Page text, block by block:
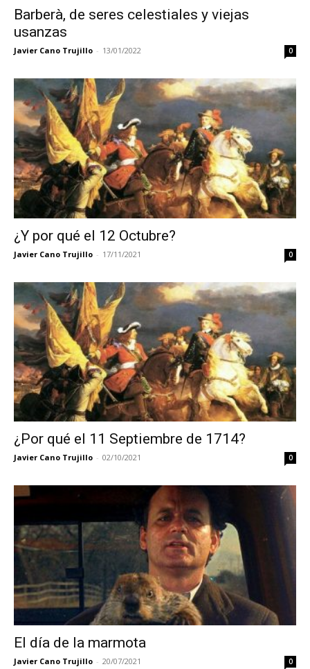
Barberà, de seres celestiales y viejas
usanzas
Javier Cano Trujillo - 13/01/2022 0
¿Y por qué el 12 Octubre?
Javier Cano Trujillo - 17/11/2021 0
¿Por qué el 11 Septiembre de 1714?
Javier Cano Trujillo - 02/10/2021 0
El día de la marmota
Javier Cano Trujillo - 20/07/2021 0